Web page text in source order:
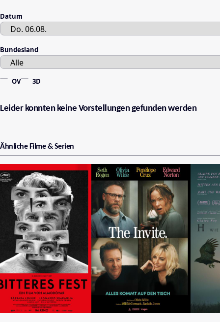
Datum
Bundesland
OV 3D
Leider konnten keine Vorstellungen gefunden werden
Ähnliche Filme & Serien